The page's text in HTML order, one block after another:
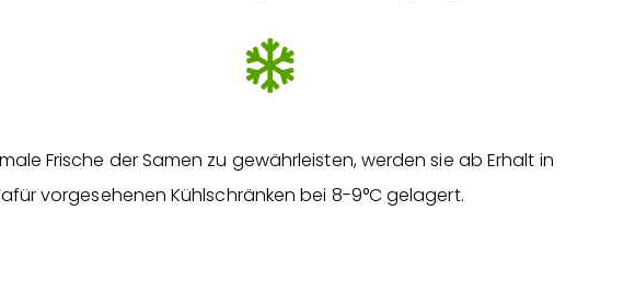
Frische der Samen zu gewährleisten, werden sie ab Erhalt in
vorgesehenen Kühlschränken bei 8-9°C gelagert.